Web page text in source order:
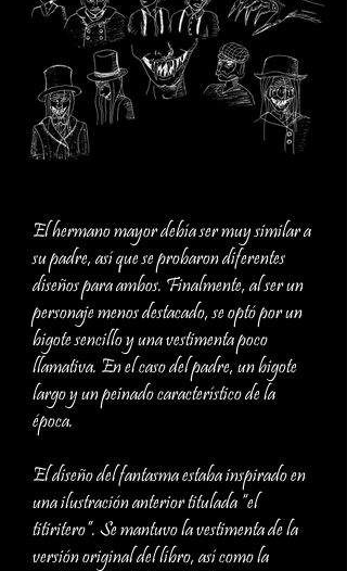
El hermano mayor debía ser muy similar a
su padre, así que se probaron diferentes
diseños para ambos. Finalmente, al ser un
personaje menos destacado, se optó por un
bigote sencillo y una vestimenta poco
llamativa. En el caso del padre, un bigote
largo y un peinado característico de la
época.
El diseño del fantasma estaba inspirado en
una ilustración anterior titulada “el
titiritero”. Se mantuvo la vestimenta de la
versión original del libro, así como la